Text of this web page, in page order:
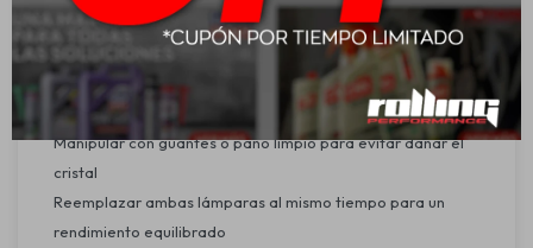
Se instala fácilmente reemplazando las bombillas
existentes, sin necesidad de adaptar el sistema eléctrico.
Seguridad y medio ambiente:
Verificar compatibilidad con el vehículo antes de instalar
Manipular con guantes o paño limpio para evitar dañar el
cristal
Reemplazar ambas lámparas al mismo tiempo para un
rendimiento equilibrado